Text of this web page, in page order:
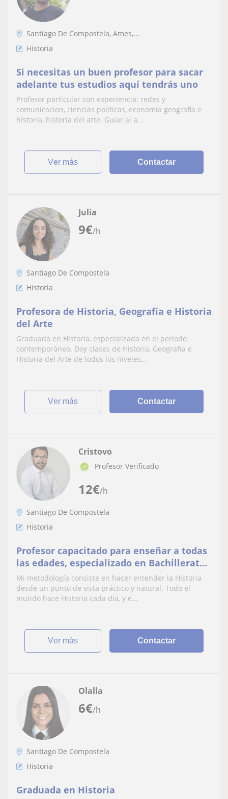
Santiago De Compostela, Ames,...
Historia
Si necesitas un buen profesor para sacar
adelante tus estudios aquí tendrás uno
Profesor particular con experiencia: redes y
comunicacion, ciencias politicas, economía geografia e
historia, historia del arte. Guiar al a...
ver más Contactar
9€/h
Julia
Santiago De Compostela
Historia
Profesora de Historia, Geografía e Historia
del Arte
Graduada en Historia, especializada en el periodo
contemporáneo. Doy clases de Historia, Geografía e
Historia del Arte de todos los niveles...
ver más Contactar
12€/h
Cristovo
Profesor Verificado
Santiago De Compostela
Historia
Profesor capacitado para enseñar a todas
las edades, especializado en Bachillerato
y exámenes de acceso a la universidad.
Mi metodología consiste en hacer entender la Historia
desde un punto de vista práctico y natural. Todo el
mundo hace Historia cada día, y e...
ver más Contactar
6€/h
Olalla
Santiago De Compostela
Historia
Graduada en Historia